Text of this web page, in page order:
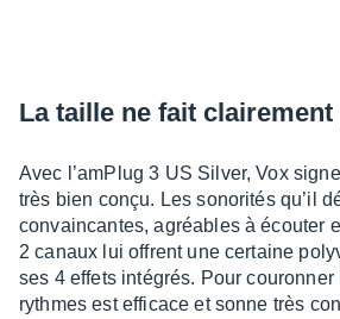
La taille ne fait
Avec l’am­Plug 3 US Silver, Vox
très bien conçu. Les sono­ri­tés qu’il
convain­cantes, agréables à écou­ter
2 canaux lui offrent une certaine
ses 4 effets inté­grés. Pour couron­ner
rythmes est effi­cace et sonne très